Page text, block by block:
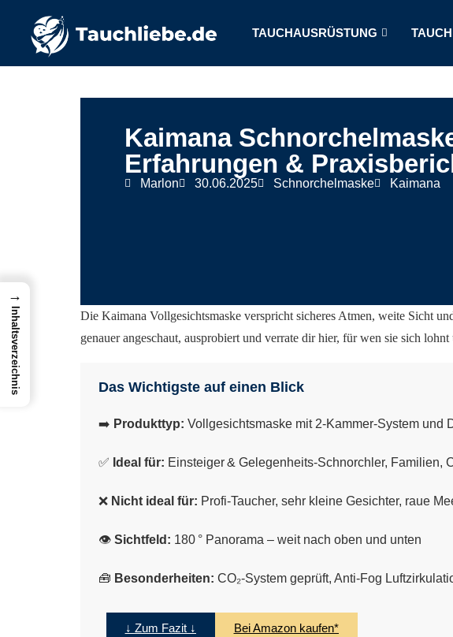
TAUCHAUSRÜSTUNG
Kaimana
Erfahrungen &
Marlon 30.06.2025 Schnorchelmaske Kaimana
Die Kaimana Vollgesichtsmaske verspricht sicheres Atmen, weite Sicht
genauer angeschaut, ausprobiert und verrate dir hier, für wen sie sich
Das Wichtigste auf einen Blick
➡️ Produkttyp: Vollgesichtsmaske mit 2-Kammer-System und
✅ Ideal für: Einsteiger & Gelegenheits-Schnorchler, Familien,
❌ Nicht ideal für: Profi-Taucher, sehr kleine Gesichter, raue
👁️ Sichtfeld: 180 ° Panorama – weit nach oben und unten
🧰 Besonderheiten: CO₂‑System geprüft, Anti‑Fog
↓ Zum Fazit ↓ Bei Amazon kaufen*
→
Inhaltsverzeichnis